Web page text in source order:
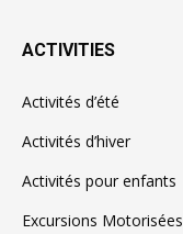
ACTIVITIES
Activités d’été
Activités d’hiver
Activités pour enfants
Excursions Motorisées